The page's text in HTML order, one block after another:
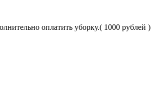
оплатить уборку.( 1000 рублей )